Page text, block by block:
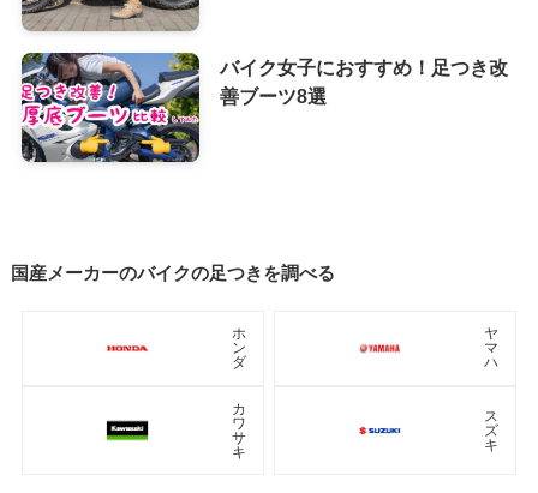
バイク女子におすすめ！足つき改
善ブーツ8選
国産メーカーのバイクの足つきを調べる
ホ
ン
ダ
ヤ
マ
ハ
カ
ワ
サ
キ
ス
ズ
キ